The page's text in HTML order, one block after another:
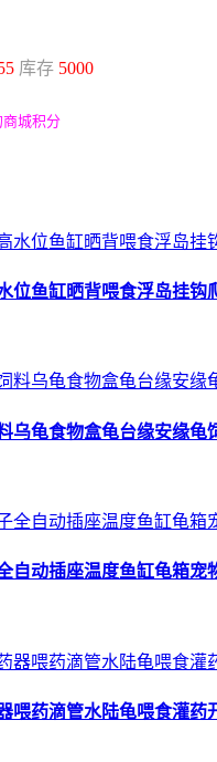
库存 5000
商城积分
位鱼缸晒背喂食浮岛挂钩
乌龟食物盒龟台缘安缘龟
自动插座温度鱼缸龟箱宠
喂药滴管水陆龟喂食灌药